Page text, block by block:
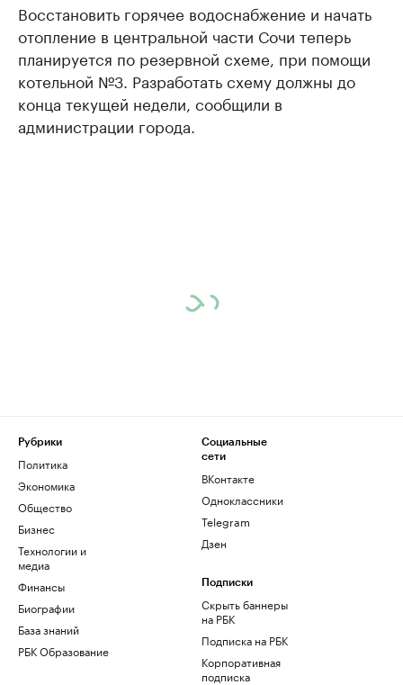
Восстановить горячее водоснабжение и начать
отопление в центральной части Сочи теперь
планируется по резервной схеме, при помощи
котельной №3. Разработать схему должны до
конца текущей недели, сообщили в
администрации города.
Рубрики
Политика
Экономика
Общество
Бизнес
Технологии и
медиа
Финансы
Биографии
База знаний
РБК Образование
Социальные
сети
ВКонтакте
Одноклассники
Telegram
Дзен
Подписки
Скрыть баннеры
на РБК
Подписка на РБК
Корпоративная
подписка